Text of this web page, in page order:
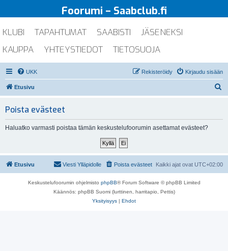
Foorumi – Saabclub.fi
KLUBI TAPAHTUMAT SAABISTI
JÄSENEKSI
KAUPPA
YHTEYSTIEDOT TIETOSUOJA
UKK Kirjaudu sisään
Rekisteröidy
Etusivu
Poista evästeet
Haluatko varmasti poistaa tämän keskustelufoorumin asettamat evästeet?
Etusivu Kaikki ajat ovat UTC+02:00
Poista evästeet
Viesti Ylläpidolle
Keskustelufoorumin ohjelmisto phpBB® Forum Software © phpBB Limited
Käännös: phpBB Suomi (lurttinen, harritapio, Pettis)
Yksityisyys | Ehdot